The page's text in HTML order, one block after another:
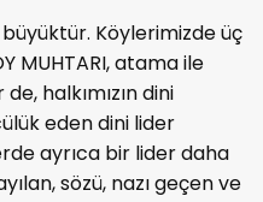
Köylerimizde üç
MUHTARI, atama ile
halkımızın dini
eden dini lider
ayrıca bir lider daha
sözü, nazı geçen ve